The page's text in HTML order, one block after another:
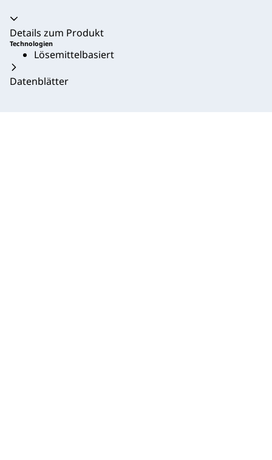
Akkordeon zusammengeklappt
Details zum Produkt
Technologien
Lösemittelbasiert
Datenblätter